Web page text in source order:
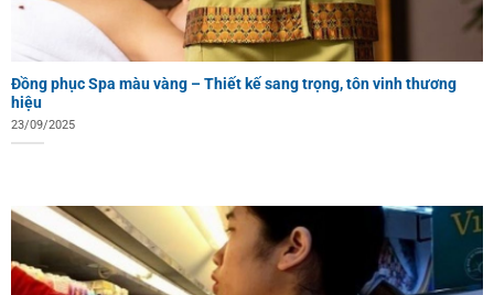
Đồng phục Spa màu vàng – Thiết kế sang trọng, tôn vinh thương
hiệu
23/09/2025